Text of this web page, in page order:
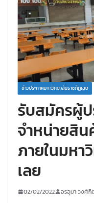
ข่าวประกาศมหาวิทยาลัยราชภัฏเลย
รับสมัครผู้ป
จำหน่ายสิน
ภายในมหา
เลย
02/02/2022 อรอุมา วงศ์กิ